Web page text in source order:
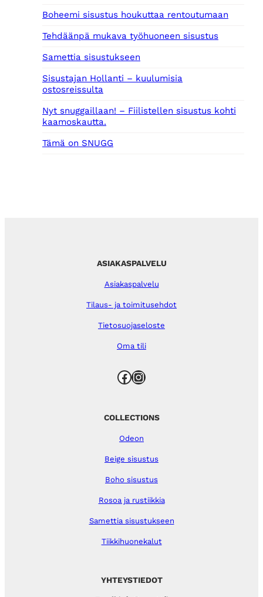
Boheemi sisustus houkuttaa rentoutumaan
Tehdäänpä mukava työhuoneen sisustus
Samettia sisustukseen
Sisustajan Hollanti – kuulumisia
ostosreissulta
Nyt snuggaillaan! – Fiilistellen sisustus kohti
kaamoskautta.
Tämä on SNUGG
ASIAKASPALVELU
Asiakaspalvelu
Tilaus- ja toimitusehdot
Tietosuojaseloste
Oma tili
Facebook Instagram
YHTEYSTIEDOT
COLLECTIONS
Odeon
Beige sisustus
Boho sisustus
Rosoa ja rustiikkia
Samettia sisustukseen
Tiikkihuonekalut